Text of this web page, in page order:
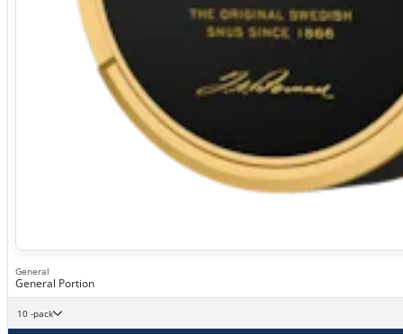
General
General Portion
10 -pack